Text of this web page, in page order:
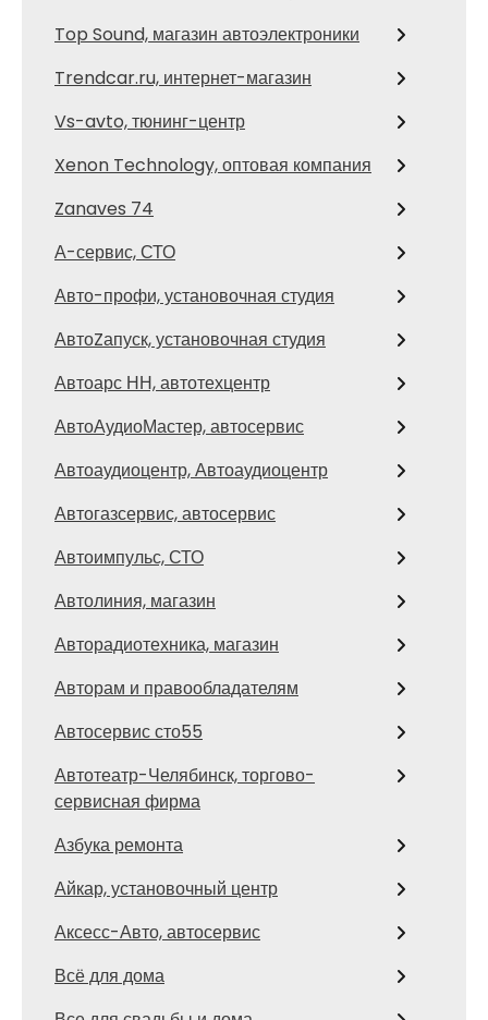
Top Sound, магазин автоэлектроники
Trendcar.ru, интернет-магазин
Vs-avto, тюнинг-центр
Xenon Technology, оптовая компания
Zanaves 74
А-сервис, СТО
Авто-профи, установочная студия
АвтоZапуск, установочная студия
Автоарс НН, автотехцентр
АвтоАудиоМастер, автосервис
Автоаудиоцентр, Автоаудиоцентр
Автогазсервис, автосервис
Автоимпульс, СТО
Автолиния, магазин
Авторадиотехника, магазин
Авторам и правообладателям
Автосервис сто55
Автотеатр-Челябинск, торгово-
сервисная фирма
Азбука ремонта
Айкар, установочный центр
Аксесс-Авто, автосервис
Всё для дома